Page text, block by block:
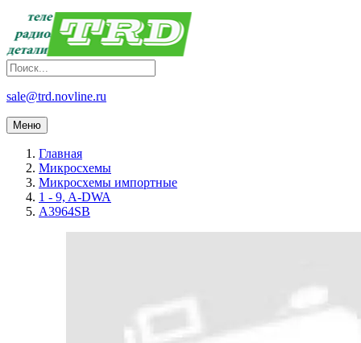
sale@trd.novline.ru
Меню
Главная
Микросхемы
Микросхемы импортные
1 - 9, A-DWA
A3964SB